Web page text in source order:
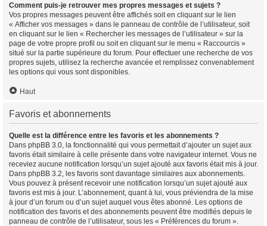
Comment puis-je retrouver mes propres messages et sujets ?
Vos propres messages peuvent être affichés soit en cliquant sur le lien
« Afficher vos messages » dans le panneau de contrôle de l’utilisateur, soit
en cliquant sur le lien « Rechercher les messages de l’utilisateur » sur la
page de votre propre profil ou soit en cliquant sur le menu « Raccourcis »
situé sur la partie supérieure du forum. Pour effectuer une recherche de vos
propres sujets, utilisez la recherche avancée et remplissez convenablement
les options qui vous sont disponibles.
Haut
Favoris et abonnements
Quelle est la différence entre les favoris et les abonnements ?
Dans phpBB 3.0, la fonctionnalité qui vous permettait d’ajouter un sujet aux
favoris était similaire à celle présente dans votre navigateur internet. Vous ne
receviez aucune notification lorsqu’un sujet ajouté aux favoris était mis à jour.
Dans phpBB 3.2, les favoris sont davantage similaires aux abonnements.
Vous pouvez à présent recevoir une notification lorsqu’un sujet ajouté aux
favoris est mis à jour. L’abonnement, quant à lui, vous préviendra de la mise
à jour d’un forum ou d’un sujet auquel vous êtes abonné. Les options de
notification des favoris et des abonnements peuvent être modifiés depuis le
panneau de contrôle de l’utilisateur, sous les « Préférences du forum ».